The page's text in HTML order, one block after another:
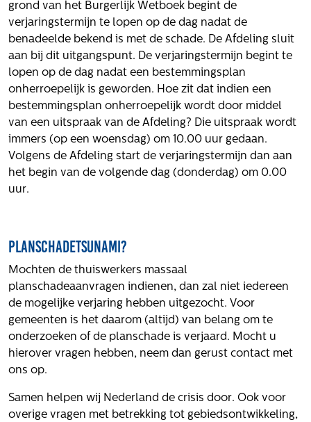
Privacyverklaring
Proclaimer
Volg ons
Integrale aanpak gebiedsvisie
grond van het Burgerlijk Wetboek begint de
verjaringstermijn te lopen op de dag nadat de
benadeelde bekend is met de schade. De Afdeling sluit
aan bij dit uitgangspunt. De verjaringstermijn begint te
lopen op de dag nadat een bestemmingsplan
onherroepelijk is geworden. Hoe zit dat indien een
bestemmingsplan onherroepelijk wordt door middel
van een uitspraak van de Afdeling? Die uitspraak wordt
immers (op een woensdag) om 10.00 uur gedaan.
Volgens de Afdeling start de verjaringstermijn dan aan
het begin van de volgende dag (donderdag) om 0.00
uur.
Planschadetsunami?
Mochten de thuiswerkers massaal
planschadeaanvragen indienen, dan zal niet iedereen
de mogelijke verjaring hebben uitgezocht. Voor
gemeenten is het daarom (altijd) van belang om te
onderzoeken of de planschade is verjaard. Mocht u
hierover vragen hebben, neem dan gerust contact met
ons op.
Samen helpen wij Nederland de crisis door. Ook voor
overige vragen met betrekking tot gebiedsontwikkeling,